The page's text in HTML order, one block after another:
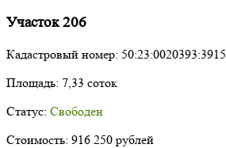
Участок 206
Кадастровый номер: 50:23:0020393:3915
Площадь: 7,33 соток
Статус: Свободен
Стоимость: 916 250 рублей